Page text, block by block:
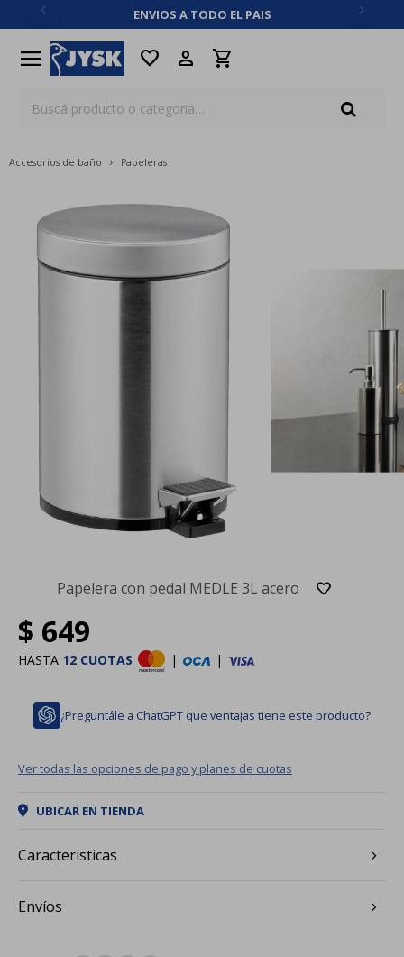
ENVIOS A TODO EL PAIS
menu favorite
Accesorios de baño Papeleras
Papelera con pedal MEDLE 3L acero
$ 649
HASTA 12 CUOTAS | |
¿Preguntále a ChatGPT que ventajas tiene este producto?
Ver todas las opciones de pago y planes de cuotas
UBICAR EN TIENDA
Caracteristicas
Envíos
close